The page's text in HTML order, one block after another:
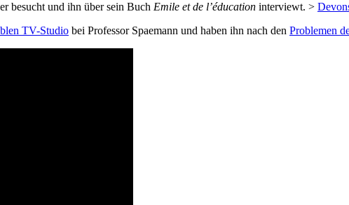
besucht und ihn über sein Buch Emile et de l’éducation interviewt. >
TV-Studio bei Professor Spaemann und haben ihn nach den Problemen